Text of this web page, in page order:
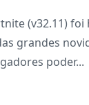
(v32.11)
grandes
poder...